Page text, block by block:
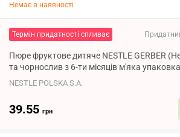
Немає в наявності
Термін придатності спливає
Пюре фруктове дитяче NESTLE GERBER
та чорнослив з 6-ти місяців м'яка
NESTLE POLSKA S.A.
39.55 грн